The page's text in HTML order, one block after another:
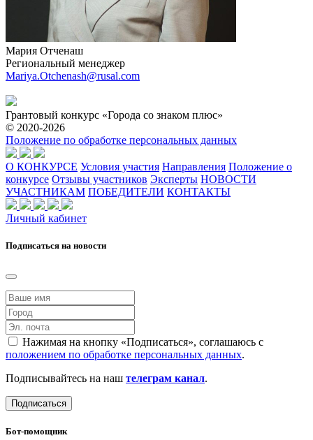
Мария Отченаш
Региональный менеджер
Mariya.Otchenash@rusal.com
Грантовый конкурс «Города со знаком плюс»
© 2020-2026
Положение по обработке персональных данных
О КОНКУРСЕ Условия участия Направления Положение о
конкурсе Отзывы участников Эксперты НОВОСТИ
УЧАСТНИКАМ ПОБЕДИТЕЛИ КОНТАКТЫ
Личный кабинет
Подписаться на новости
Нажимая на кнопку «Подписаться», соглашаюсь с
положением по обработке персональных данных.
Подписывайтесь на наш телеграм канал.
Подписаться
Бот-помощник